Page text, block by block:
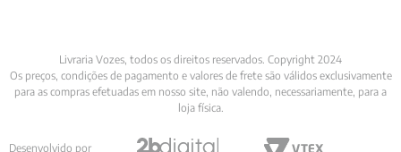
Livraria Vozes, todos os direitos reservados. Copyright 2024
Os preços, condições de pagamento e valores de frete são válidos exclusivamente
para as compras efetuadas em nosso site, não valendo, necessariamente, para a
loja física.
Desenvolvido por